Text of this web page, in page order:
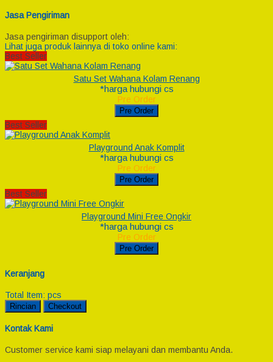
Jasa Pengiriman
Jasa pengiriman disupport oleh:
Lihat juga produk lainnya di toko online kami:
Best Seller
Satu Set Wahana Kolam Renang
*harga hubungi cs
Pre Order
Pre Order
Best Seller
Playground Anak Komplit
*harga hubungi cs
Pre Order
Pre Order
Best Seller
Playground Mini Free Ongkir
*harga hubungi cs
Pre Order
Pre Order
Keranjang
Total Item: pcs
Rincian Checkout
Kontak Kami
Customer service kami siap melayani dan membantu Anda.